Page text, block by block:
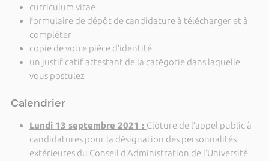
curriculum vitae
formulaire de dépôt de candidature à télécharger et à
compléter
copie de votre pièce d’identité
un justificatif attestant de la catégorie dans laquelle
vous postulez
Calendrier
Lundi 13 septembre 2021 : Clôture de l’appel public à
candidatures pour la désignation des personnalités
extérieures du Conseil d’Administration de l’Université